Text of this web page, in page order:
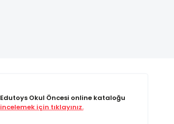
Edutoys Okul Öncesi online kataloğu
incelemek için tıklayınız.